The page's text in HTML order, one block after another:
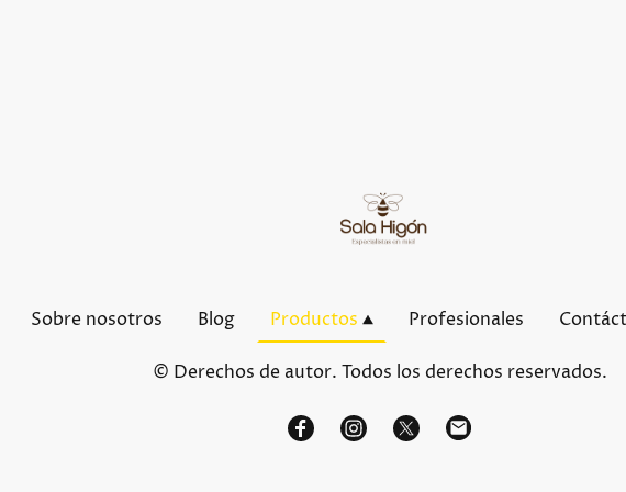
Sobre nosotros Blog Productos Profesionales
© Derechos de autor. Todos los derechos reservados.